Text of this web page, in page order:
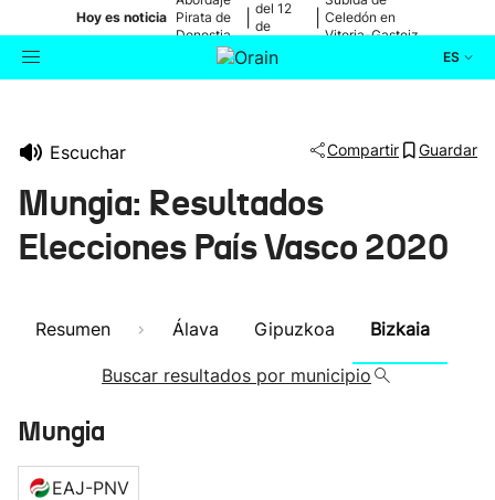
Hoy es noticia Pirata de
Donostia
del 12
de
Celedón en
Vitoria-Gasteiz
ES
Cultura
Escuchar Compartir Guardar
Mungia: Resultados
Elecciones País Vasco 2020
Resumen Álava Gipuzkoa Bizkaia
Buscar resultados por municipio
Mungia
EAJ-PNV